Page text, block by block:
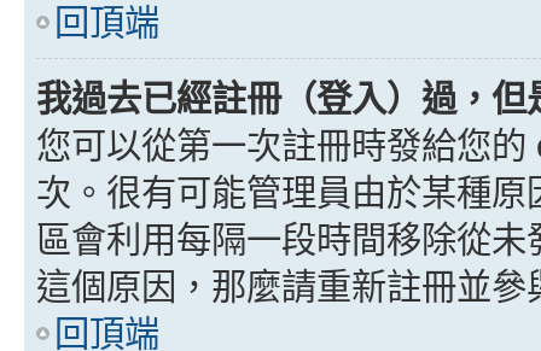
回頂端
我過去已經註冊（登入）過，
您可以從第一次註冊時發給您
次。很有可能管理員由於某種
區會利用每隔一段時間移除從
這個原因，那麼請重新註冊並參
回頂端